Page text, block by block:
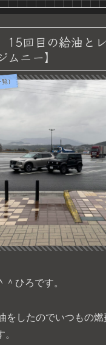
15回目の給油と
ニー】
）
＾ひろです。
をしたのでいつもの燃